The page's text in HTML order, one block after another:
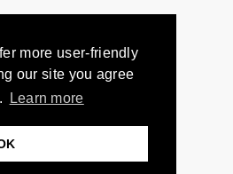
more user-friendly
our site you agree
Learn more